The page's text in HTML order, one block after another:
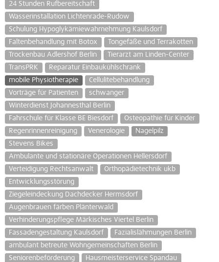
24 Stunden Rufbereitschaft
Wasserinstallation Lichtenrade-Rudow
Schulung Hypoglykämiewahrnehmung Kaulsdorf
Faltenbehandlung mit Botox
Tongefäße und Terrakotten
Trockenbau Adlershof Berlin
Tierarzt am Linden-Center
TransPRK
Reparatur Einbaukühlschrank
mobile Physiotherapie
Cellulitebehandlung
Vorträge für Patienten
schwanger
Winterdienst Johannesthal Berlin
Fahrschule für Klasse BE Biesdorf
Osteopathie für Kinder
Regenrinnenreinigung
Venerologie
Nagelpilz
Stevens Bikes
Ambulante und stationäre Operationen Hellersdorf
Verteidigung Rechtsanwalt
Orthopädietechnik ukb
Entwicklungsstörung
Ziegeleindeckung Dachdecker Hermsdorf
Augenbrauen färben Plänterwald
Verhinderungspflege Märkisches Viertel Berlin
Fassadengestaltung Kaulsdorf
Fazialislähmungen Berlin
ambulant betreute Wohngemeinschaften Berlin
Seniorenbeförderung
Hausmeisterservice Spandau